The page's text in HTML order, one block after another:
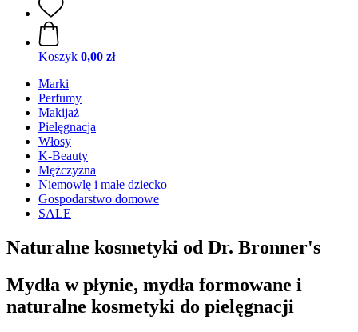
Koszyk 0,00 zł
Marki
Perfumy
Makijaż
Pielęgnacja
Włosy
K-Beauty
Mężczyzna
Niemowlę i małe dziecko
Gospodarstwo domowe
SALE
Naturalne kosmetyki od Dr. Bronner's
Mydła w płynie, mydła formowane i
naturalne kosmetyki do pielęgnacji